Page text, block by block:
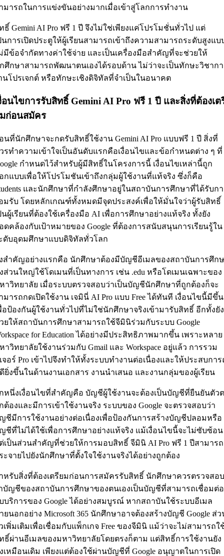
มารถในการแข่งขันอย่างมากเมื่อเข้าสู่โลกการทำงาน
ธิ์ Gemini AI Pro ฟรี 1 ปี จึงไม่ใช่เพียงแค่โปรโมชั่นทั่วไป แต่
นการเปิดประตูให้ผู้เรียนสามารถเข้าถึงความสามารถระดับสูงแบ
มีข้อจำกัดทางค่าใช้จ่าย และเป็นเครื่องมือสำคัญที่จะช่วยให้
ศึกษาสามารถพัฒนาตนเองได้รอบด้าน ไม่ว่าจะเป็นทักษะวิชาก
นโปรเจกต์ หรือทักษะเชิงดิจิทัลที่จำเป็นในอนาคต
อนไขการรับสิทธิ์ Gemini AI Pro ฟรี 1 ปี และสิ่งที่ต้องเต
ก่อนสมัคร
นที่นักศึกษาจะกดรับสิทธิ์ใช้งาน Gemini AI Pro แบบฟรี 1 ปี สิ่งที่
รทำความเข้าใจเป็นอันดับแรกคือเงื่อนไขและข้อกำหนดต่าง ๆ ที่
กำหนดไว้สำหรับผู้มีสิทธิ์ในโครงการนี้ เงื่อนไขเหล่านี้ถูก
กแบบเพื่อให้โปรโมชันเข้าถึงกลุ่มผู้ใช้งานที่แท้จริง ซึ่งก็คือ
และนักศึกษาที่กำลังศึกษาอยู่ในสถาบันการศึกษาที่ได้รับก
มรับ โดยหลักเกณฑ์ทั้งหมดมีจุดประสงค์เพื่อให้มั่นใจว่าผู้รับสิทธิ์
นผู้เรียนที่ต้องใช้เครื่องมือ AI เพื่อการศึกษาอย่างแท้จริง ทั้งยัง
ดคล้องกับเป้าหมายของ Google ที่ต้องการสนับสนุนการเรียนรู้ใน
ดับอุดมศึกษาแบบดิจิทัลทั่วโลก
สำคัญอย่างแรกคือ นักศึกษาต้องมีบัญชีอีเมลของสถาบันการศึก
ส่วนใหญ่ใช้โดเมนที่เป็นทางการ เช่น .edu หรือโดเมนเฉพาะของ
าวิทยาลัย เมื่อระบบตรวจสอบว่าเป็นบัญชีนักศึกษาที่ถูกต้องก็จะ
มารถกดเปิดใช้งาน เจมินี่ AI Pro แบบ Free ได้ทันที เงื่อนไขนี้มีขึ้น
อป้องกันผู้ใช้งานทั่วไปที่ไม่ใช่นักศึกษาจริงเข้ามารับสิทธิ์ อีกทั้งยัง
ยให้สถาบันการศึกษาสามารถใช้จีมินิร่วมกับระบบ Google
for Education ได้อย่างมีประสิทธิภาพมากขึ้น เพราะหลาย
าวิทยาลัยใช้งานร่วมกับ Gmail และ Workspace อยู่แล้ว การรวม
จอร์ Pro เข้าไปจึงทำให้ทั้งระบบทำงานต่อเนื่องและให้ประสบกา
ยิ่งขึ้นในด้านงานเอกสาร งานนำเสนอ และงานกลุ่มของผู้เรียน
หนึ่งเงื่อนไขที่สำคัญคือ บัญชีผู้ใช้งานจะต้องเป็นบัญชีที่ยืนยันตัว
ต้องและมีการเข้าใช้งานจริง ระบบของ Google จะตรวจสอบว่า
ชีมีการใช้งานอย่างต่อเนื่องเพื่อป้องกันการสร้างบัญชีปลอมหรือ
ชีที่ไม่ได้ใช้เพื่อการศึกษาอย่างแท้จริง แม้เงื่อนไขนี้จะไม่ซับซ้อน
เป็นส่วนสำคัญที่ช่วยให้การมอบสิทธิ์ จีมินิ AI Pro ฟรี 1 ปีสามารถ
ะจายไปยังนักศึกษาที่ตั้งใจใช้งานจริงได้อย่างถูกต้อง
หรับสิ่งที่ต้องเตรียมก่อนการสมัครรับสิทธิ์ นักศึกษาควรตรวจสอบ
บัญชีของสถาบันการศึกษาของตนเองเป็นบัญชีที่สามารถเชื่อมต่อ
บริการของ Google ได้อย่างสมบูรณ์ หากสถาบันใช้ระบบอีเมล
ยนอกอย่าง Microsoft 365 นักศึกษาอาจต้องสร้างบัญชี Google ส่ว
เพิ่มเติมเพื่อเชื่อมกับแพ็กเกจ Free ของจีมินิ แม้ว่าจะไม่สามารถใ
ธิ์ผ่านอีเมลของมหาวิทยาลัยโดยตรงก็ตาม แต่สิทธิ์การใช้งานยัง
เหมือนเดิม เพียงแต่ต้องใช้ผ่านบัญชีที่ Google อนุญาตในการเปิด